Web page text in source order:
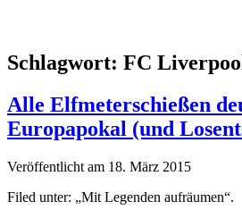
Schlagwort: FC
Alle Elfmeterschießen
Europapokal (und
Veröffentlicht am 18. März 2015
Filed unter: „Mit Legenden aufräumen“.